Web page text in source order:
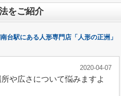
をご紹介
台駅にある人形専門店「人形の正洲」
2020-04-07
や広さについて悩みますよ